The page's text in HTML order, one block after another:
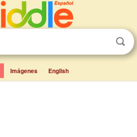
Imágenes English